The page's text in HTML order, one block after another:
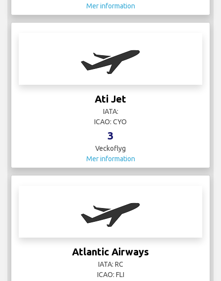
Mer information
Ati Jet
IATA:
ICAO: CYO
3
Veckoflyg
Mer information
Atlantic Airways
IATA: RC
ICAO: FLI